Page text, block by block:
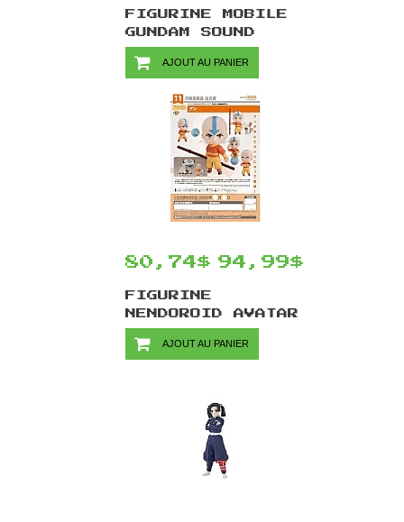
FIGURINE MOBILE
GUNDAM SOUND
WARRIOR PREMIUM
- 18 CM
AJOUT AU PANIER
80,74$ 94,99$
FIGURINE
NENDOROID AVATAR
THE LAST
AIRBENDER #1867
AJOUT AU PANIER